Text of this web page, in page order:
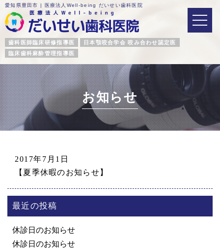
愛知県豊田市 | 医療法人Well-being だいせい歯科医院
歯科医師臨床研修指導医
日本顎咬合学会 咬み合わせ認定医
臨床歯科麻酔管理指導医
お知らせ
2017年7月1日
【夏季休暇のお知らせ】
最近の投稿
休診日のお知らせ
休診日のお知らせ